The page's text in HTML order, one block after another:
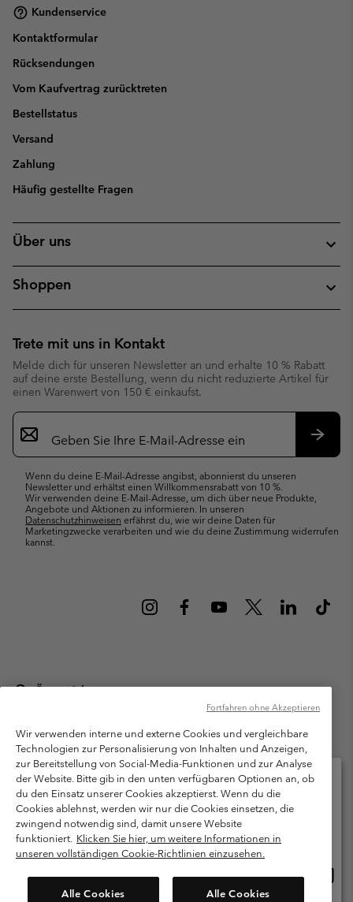
Kundenservice
Kontaktformular
Rücksendungen
Vom Kaufvertrag zurücktreten
Bestellstatus
Versand
Zahlung
Häufig gestellte Fragen
Über uns
Shoppen
Trete mit uns in Kontakt
Melde dich für unseren Newsletter an und erhalte 10 % Rabatt
auf deine erste Bestellung, wenn du nicht reduzierte Artikel für
einen Warenwert von 150 € einkaufst.
Newsletter-
Anmeldung
Wenn du deine E-Mail-Adresse angibst, abonnierst du unseren
Newsletter und erhältst einen Willkommensrabatt von 10 %.
Wir verwenden deine E-Mail-Adresse, um dich über neue Produkte,
Angebote und Aktionen zu informieren. In unseren
Datenschutzhinweisen erfährst du, wie wir deine Daten für
Marketingzwecke verarbeiten und wie du deine Zustimmung widerrufen
kannst.
Österreich
Columbia Sportswear Austria GmbH. Moosfeldstraße 1, 5101
Bergheim, Salzburg Österreich. Alle Rechte vorbehalten.
Nutzungsbedingungen
Allgemeine Verkaufsbedingungen
Garantie
Datenschutzerklärung
Bestimmungen und Bedingungen des Mitglieder Programms
Nutzungsbedingungen Für Nutzergenerierte Inhalte
Cookies
Kundenservice: Mo- Fr. 9:00 - 13:00 & 14:00- 18:00 Uhr
(+)43720880525
Wir verwenden interne und externe Cookies und vergleichbare
Technologien zur Personalisierung von Inhalten und Anzeigen,
zur Bereitstellung von Social-Media-Funktionen und zur Analyse
der Website. Bitte gib in den unten verfügbaren Optionen an, ob
du den Einsatz unserer Cookies akzeptierst. Wenn du die
Cookies ablehnst, werden wir nur die Cookies einsetzen, die
zwingend notwendig sind, damit unsere Website
funktioniert. Klicken Sie hier, um weitere Informationen in
unseren vollständigen Cookie-Richtlinien einzusehen.
Alle Cookies
Alle Cookies
Fortfahren ohne Akzeptieren
Bitte wählen Sie Ihr Lieferland und Ihre Sprache
Online-Einkauf verfügbar